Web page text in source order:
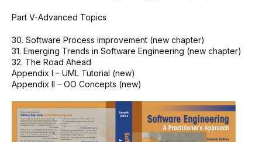
Part V-Advanced Topics
30. Software Process improvement (new chapter)
31. Emerging Trends in Software Engineering (new chapter)
32. The Road Ahead
Appendix I – UML Tutorial (new)
Appendix II – OO Concepts (new)